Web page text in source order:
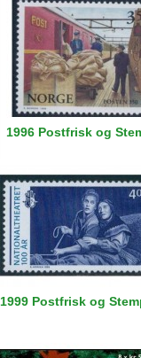
1996 Postfrisk og
1999 Postfrisk og